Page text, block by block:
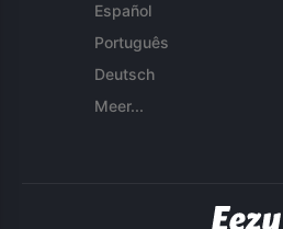
Español
Português
Deutsch
Meer...